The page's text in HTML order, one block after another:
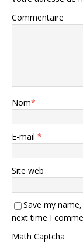
Commentaire
Nom*
E-mail *
Site web
Save my
next time I
Math Captcha